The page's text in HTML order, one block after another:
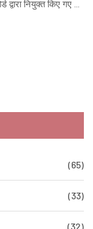
नियुक्त किए गए थे,
(65)
(33)
(32)